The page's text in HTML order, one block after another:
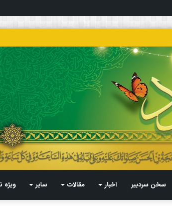
سخن سردبیر اخبار مقالات سایر ویژه